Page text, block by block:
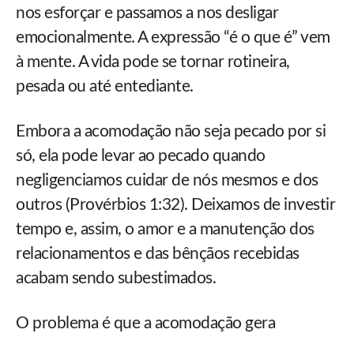
nos esforçar e passamos a nos desligar
emocionalmente. A expressão “é o que é” vem
à mente. A vida pode se tornar rotineira,
pesada ou até entediante.
Embora a acomodação não seja pecado por si
só, ela pode levar ao pecado quando
negligenciamos cuidar de nós mesmos e dos
outros (Provérbios 1:32). Deixamos de investir
tempo e, assim, o amor e a manutenção dos
relacionamentos e das bênçãos recebidas
acabam sendo subestimados.
O problema é que a acomodação gera